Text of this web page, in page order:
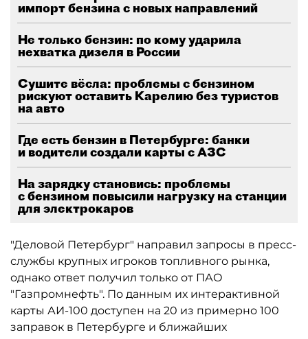
импорт бензина с новых направлений
Не только бензин: по кому ударила
нехватка дизеля в России
Сушите вёсла: проблемы с бензином
рискуют оставить Карелию без туристов
на авто
Где есть бензин в Петербурге: банки
и водители создали карты с АЗС
На зарядку становись: проблемы
с бензином повысили нагрузку на станции
для электрокаров
"Деловой Петербург" направил запросы в пресс-
службы крупных игроков топливного рынка,
однако ответ получил только от ПАО
"Газпромнефть". По данным их интерактивной
карты АИ-100 доступен на 20 из примерно 100
заправок в Петербурге и ближайших